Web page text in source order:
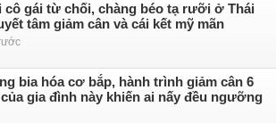
cô gái từ chối, chàng béo tạ rưỡi ở Thái
tâm giảm cân và cái kết mỹ mãn
bia hóa cơ bắp, hành trình giảm cân 6
gia đình này khiến ai nấy đều ngưỡng